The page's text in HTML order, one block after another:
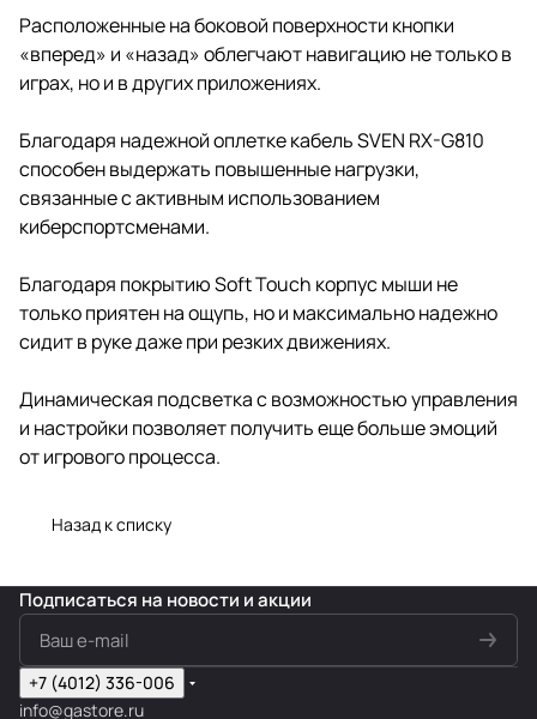
Расположенные на боковой поверхности кнопки
«вперед» и «назад» облегчают навигацию не только в
играх, но и в других приложениях.
Благодаря надежной оплетке кабель SVEN RX-G810
способен выдержать повышенные нагрузки,
связанные с активным использованием
киберспортсменами.
Благодаря покрытию Soft Touch корпус мыши не
только приятен на ощупь, но и максимально надежно
сидит в руке даже при резких движениях.
Динамическая подсветка с возможностью управления
и настройки позволяет получить еще больше эмоций
от игрового процесса.
Назад к списку
Подписаться на новости и акции
+7 (4012) 336-006
info@gastore.ru